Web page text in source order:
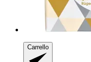
Carrello